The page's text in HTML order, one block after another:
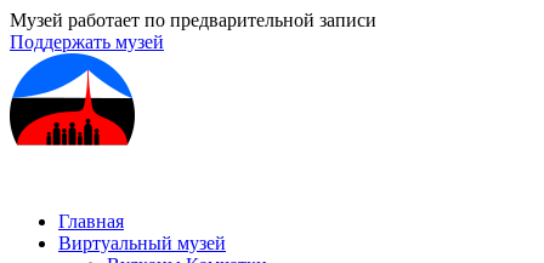
Музей работает по предварительной записи
Поддержать музей
Главная
Виртуальный музей